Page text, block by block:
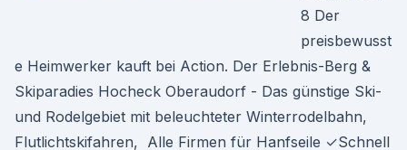
8 Der
preisbewusst
e Heimwerker kauft bei Action. Der Erlebnis-Berg &
Skiparadies Hocheck Oberaudorf - Das günstige Ski-
und Rodelgebiet mit beleuchteter Winterrodelbahn,
Flutlichtskifahren, Alle Firmen für Hanfseile ✓Schnell